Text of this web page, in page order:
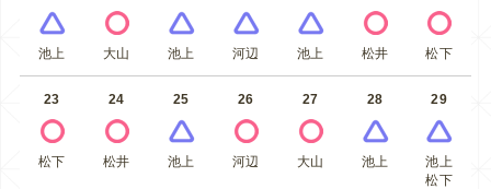
池上 大山 池上 河辺 池上 松井 松下
23
松下
24
松井
25
池上
26
河辺
27
大山
28
池上
29
池上
松下